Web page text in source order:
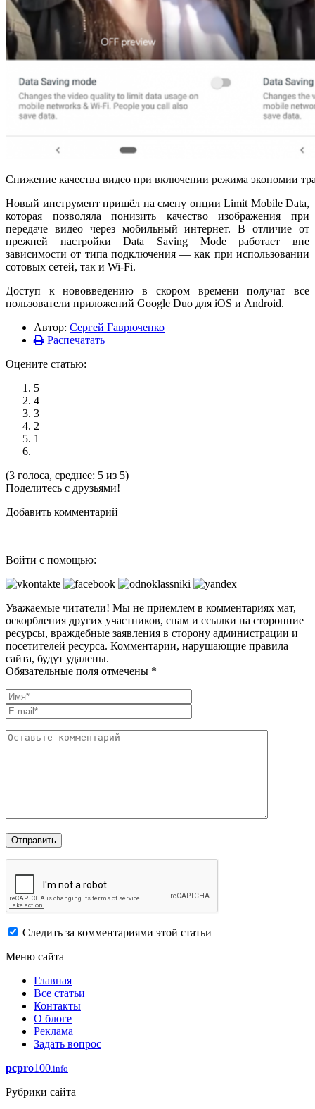
Снижение качества видео при включении режима экономии
Новый инструмент пришёл на смену опции Limit Mobile Data,
которая позволяла понизить качество изображения при
передаче видео через мобильный интернет. В отличие от
прежней настройки Data Saving Mode работает вне
зависимости от типа подключения — как при использовании
сотовых сетей, так и Wi-Fi.
Доступ к нововведению в скором времени получат все
пользователи приложений Google Duo для iOS и Android.
Автор: Сергей Гаврюченко
Распечатать
Оцените статью:
5
4
3
2
1
(3 голоса, среднее: 5 из 5)
Поделитесь с друзьями!
Добавить комментарий
Войти с помощью:
Уважаемые читатели! Мы не приемлем в комментариях мат,
оскорбления других участников, спам и ссылки на сторонние
ресурсы, враждебные заявления в сторону администрации и
посетителей ресурса. Комментарии, нарушающие правила
сайта, будут удалены.
Обязательные поля отмечены *
Следить за комментариями этой статьи
Меню сайта
Главная
Все статьи
Контакты
О блоге
Реклама
Задать вопрос
pcpro100.info
Рубрики сайта